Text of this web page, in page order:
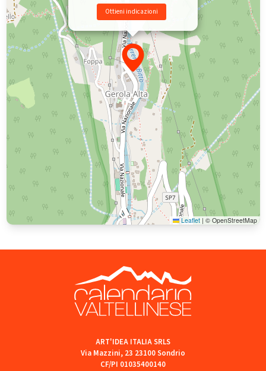
Ottieni indicazioni
Leaflet | © OpenStreetMap
ART'IDEA ITALIA SRLS
Via Mazzini, 23 23100 Sondrio
CF/PI 01035400140